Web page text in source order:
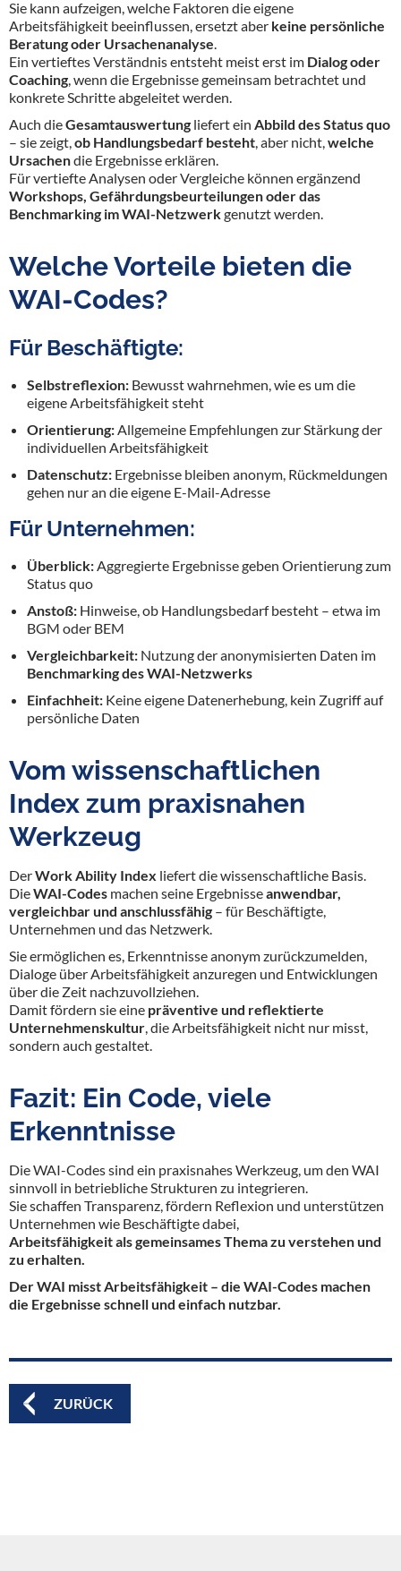
Sie kann aufzeigen, welche Faktoren die eigene
Arbeitsfähigkeit beeinflussen, ersetzt aber keine persönliche
Beratung oder Ursachenanalyse.
Ein vertieftes Verständnis entsteht meist erst im Dialog oder
Coaching, wenn die Ergebnisse gemeinsam betrachtet und
konkrete Schritte abgeleitet werden.
Auch dieGesamtauswertung liefert ein Abbild des Status quo
– sie zeigt,ob Handlungsbedarf besteht, aber nicht,welche
Ursachendie Ergebnisse erklären.
Für vertiefte Analysen oder Vergleiche können ergänzend
Workshops, Gefährdungsbeurteilungen oder das
Benchmarking im WAI-Netzwerkgenutzt werden.
Welche Vorteile bieten die
WAI-Codes?
Für Beschäftigte:
Selbstreflexion: Bewusst wahrnehmen, wie es um die
eigene Arbeitsfähigkeit steht
Orientierung:Allgemeine Empfehlungen zur Stärkung der
individuellen Arbeitsfähigkeit
Datenschutz: Ergebnisse bleiben anonym, Rückmeldungen
gehen nur an die eigene E-Mail-Adresse
Für Unternehmen:
Überblick:Aggregierte Ergebnisse geben Orientierung zum
Status quo
Anstoß: Hinweise, ob Handlungsbedarf besteht – etwa im
BGM oder BEM
Vergleichbarkeit: Nutzung der anonymisierten Daten im
Benchmarking des WAI-Netzwerks
Einfachheit: Keine eigene Datenerhebung, kein Zugriff auf
persönliche Daten
Vom wissenschaftlichen
Index zum praxisnahen
Werkzeug
DerWork Ability Index liefert die wissenschaftliche Basis.
DieWAI-Codes machen seine Ergebnisseanwendbar,
vergleichbar und anschlussfähig – für Beschäftigte,
Unternehmen und das Netzwerk.
Sie ermöglichen es, Erkenntnisse anonym zurückzumelden,
Dialoge über Arbeitsfähigkeit anzuregen und Entwicklungen
über die Zeit nachzuvollziehen.
Damit fördern sie eine präventive und reflektierte
Unternehmenskultur, die Arbeitsfähigkeit nicht nur misst,
sondern auch gestaltet.
Fazit: Ein Code, viele
Erkenntnisse
Die WAI-Codes sind ein praxisnahes Werkzeug, um den WAI
sinnvoll in betriebliche Strukturen zu integrieren.
Sie schaffen Transparenz, fördern Reflexion und unterstützen
Unternehmen wie Beschäftigte dabei,
Arbeitsfähigkeit als gemeinsames Thema zu verstehen und
zu erhalten.
Der WAI misst Arbeitsfähigkeit – die WAI-Codes machen
die Ergebnisse schnell und einfach nutzbar.
ZURÜCK